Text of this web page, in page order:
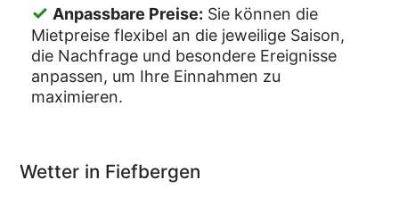
✓ Anpassbare Preise: Sie können die
Mietpreise flexibel an die jeweilige Saison,
die Nachfrage und besondere Ereignisse
anpassen, um Ihre Einnahmen zu
maximieren.
Wetter in Fiefbergen